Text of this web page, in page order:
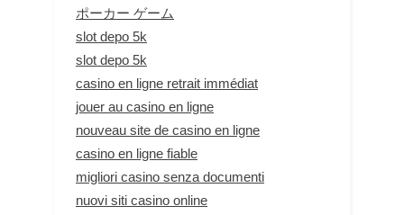
ポーカー ゲーム
slot depo 5k
slot depo 5k
casino en ligne retrait immédiat
jouer au casino en ligne
nouveau site de casino en ligne
casino en ligne fiable
migliori casino senza documenti
nuovi siti casino online